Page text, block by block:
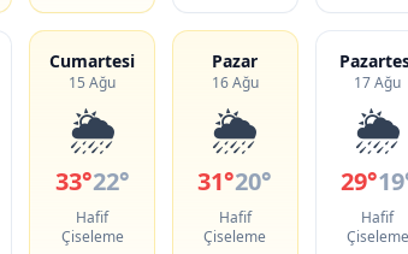
Cumartesi
15 Ağu
🌦️
33°22°
Hafif
Çiseleme
Pazar
16 Ağu
🌦️
31°20°
Hafif
Çiseleme
17 Ağu
🌦️
29°
Hafif
Çiseleme